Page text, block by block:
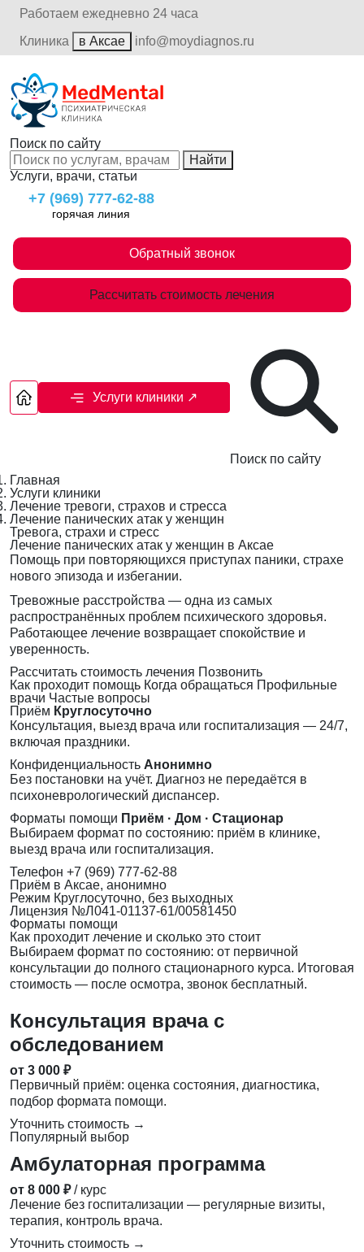
Работаем ежедневно 24 часа
Клиника
в Аксае info@moydiagnos.ru
Поиск по сайту
Найти
Услуги, врачи, статьи
+7 (969) 777-62-88
горячая линия
Обратный звонок
Рассчитать стоимость лечения
Услуги клиники ↗
Поиск по сайту
Главная
Услуги клиники
Лечение тревоги, страхов и стресса
Лечение панических атак у женщин
Тревога, страхи и стресс
Лечение панических атак у женщин в Аксае
Помощь при повторяющихся приступах паники, страхе
нового эпизода и избегании.
Тревожные расстройства — одна из самых
распространённых проблем психического здоровья.
Работающее лечение возвращает спокойствие и
уверенность.
Рассчитать стоимость лечения Позвонить
Как проходит помощь Когда обращаться Профильные
врачи Частые вопросы
Приём Круглосуточно
Консультация, выезд врача или госпитализация — 24/7,
включая праздники.
Конфиденциальность Анонимно
Без постановки на учёт. Диагноз не передаётся в
психоневрологический диспансер.
Форматы помощи Приём · Дом · Стационар
Выбираем формат по состоянию: приём в клинике,
выезд врача или госпитализация.
Телефон +7 (969) 777-62-88
Приём в Аксае, анонимно
Режим Круглосуточно, без выходных
Лицензия №Л041-01137-61/00581450
Форматы помощи
Как проходит лечение и сколько это стоит
Выбираем формат по состоянию: от первичной
консультации до полного стационарного курса. Итоговая
стоимость — после осмотра, звонок бесплатный.
Консультация врача с
обследованием
от 3 000 ₽
Первичный приём: оценка состояния, диагностика,
подбор формата помощи.
Уточнить стоимость →
Популярный выбор
Амбулаторная программа
от 8 000 ₽ / курс
Лечение без госпитализации — регулярные визиты,
терапия, контроль врача.
Уточнить стоимость →